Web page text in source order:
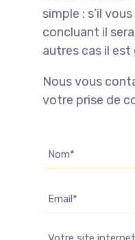
simple : s’il
concluant il
autres cas il
Nous vous
votre prise de
Nom
(Nécessaire)
E-
mail
Site